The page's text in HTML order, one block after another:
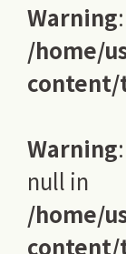
Warning
/home/
Warning
null in
/home/